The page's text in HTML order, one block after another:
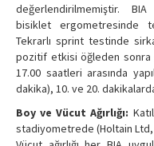
değerlendirilmemiştir. BIA
bisiklet ergometresinde
Tekrarlı sprint testinde
pozitif etkisi öğleden sonra
17.00 saatleri arasında
dakika), 10. ve 20.
Boy ve Vücut Ağırlığı:
stadiyometrede (Holtain Ltd,